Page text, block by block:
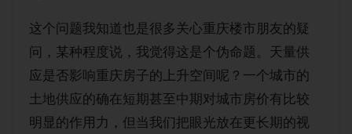
这个问题我知道也是很多关心重庆楼市朋友的疑
问，某种程度说，我觉得这是个伪命题。天量供
应是否影响重庆房子的上升空间呢？一个城市的
土地供应的确在短期甚至中期对城市房价有比较
明显的作用力，但当我们把眼光放在更长期的视